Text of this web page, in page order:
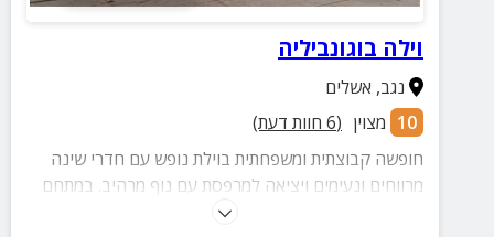
וילה בוגונביליה
נגב, אשלים
10 מצוין (
6 חוות דעת)
חופשה קבוצתית ומשפחתית בוילת נופש עם חדרי שינה
מרווחים ונעימים ויציאה למרפסת עם נוף מרהיב. במתחם
הנופש תיהנו מבריכת שחייה, עמדת מנגל וחצר מטופחת.